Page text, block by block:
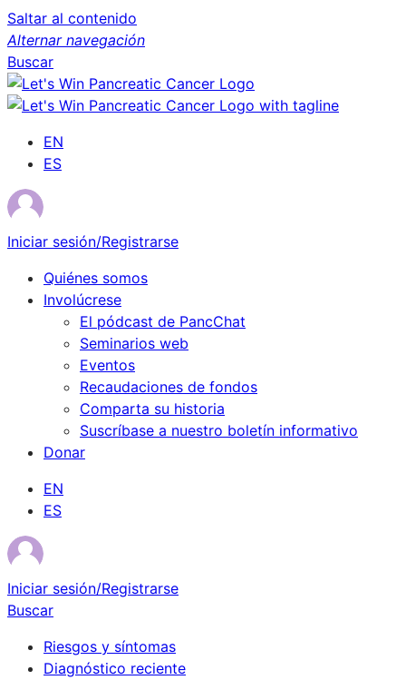
Saltar al contenido
Alternar navegación
Buscar
EN
ES
Iniciar sesión/Registrarse
Quiénes somos
Involúcrese
El pódcast de PancChat
Seminarios web
Eventos
Recaudaciones de fondos
Comparta su historia
Suscríbase a nuestro boletín informativo
Donar
EN
ES
Iniciar sesión/Registrarse
Buscar
Riesgos y síntomas
Diagnóstico reciente